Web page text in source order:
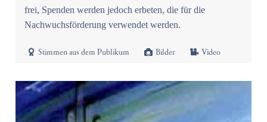
frei, Spenden werden jedoch erbeten, die für die
Nachwuchsförderung verwendet werden.
 Stimmen aus dem Publikum  Bilder  Video